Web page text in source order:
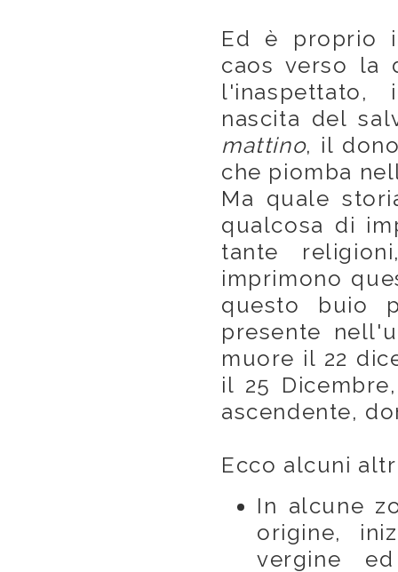
Ed è proprio
caos verso la
nascita del
mattino, il
che piomba
Ma quale
qualcosa di
tante
imprimono
questo buio
presente
muore il 22
il 25
ascendente,
Ecco alcuni
In alcune
origine,
vergine